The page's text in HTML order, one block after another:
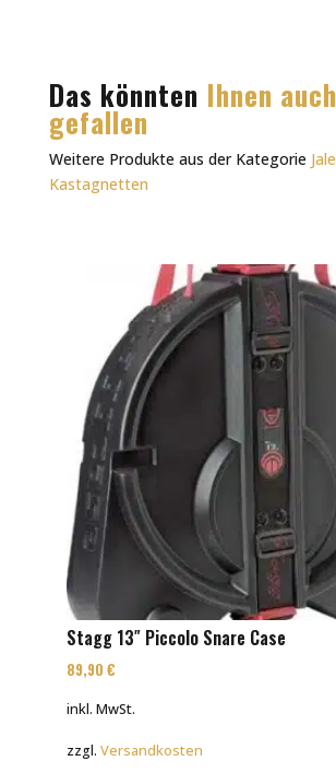
Das könnten Ihnen auch
gefallen
Weitere Produkte aus der Kategorie Jale
Kastagnetten
Stagg 13″ Piccolo Snare Case
89,90 €
inkl. MwSt.
zzgl. Versandkosten